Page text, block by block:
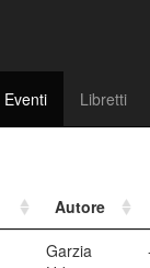
Eventi Libretti
Autore
Garzia